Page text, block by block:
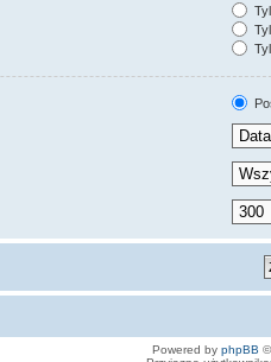
Powered by phpBB